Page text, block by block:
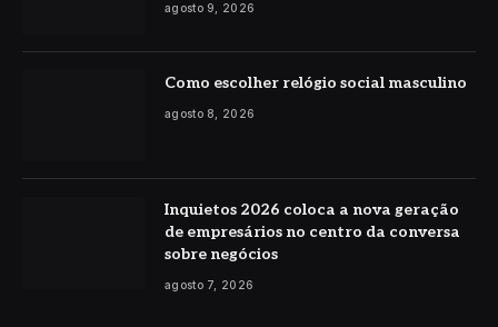
agosto 9, 2026
Como escolher relógio social masculino
agosto 8, 2026
Inquietos 2026 coloca a nova geração
de empresários no centro da conversa
sobre negócios
agosto 7, 2026